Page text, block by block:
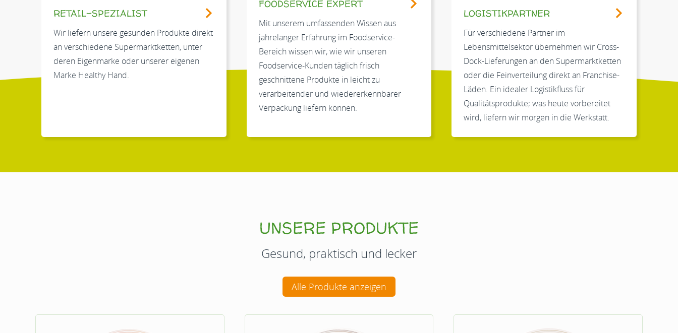
RETAIL-SPEZIALIST
Wir liefern unsere gesunden Produkte direkt
an verschiedene Supermarktketten, unter
deren Eigenmarke oder unserer eigenen
Marke Healthy Hand.
FOODSERVICE EXPERT
Mit unserem umfassenden Wissen aus
jahrelanger Erfahrung im Foodservice-
Bereich wissen wir, wie wir unseren
Foodservice-Kunden täglich frisch
geschnittene Produkte in leicht zu
verarbeitender und wiedererkennbarer
Verpackung liefern können.
LOGISTIKPARTNER
Für verschiedene Partner im
Lebensmittelsektor übernehmen wir Cross-
Dock-Lieferungen an den Supermarktketten
oder die Feinverteilung direkt an Franchise-
Läden. Ein idealer Logistikfluss für
Qualitätsprodukte; was heute vorbereitet
wird, liefern wir morgen in die Werkstatt.
UNSERE PRODUKTE
Gesund, praktisch und lecker
Alle Produkte anzeigen